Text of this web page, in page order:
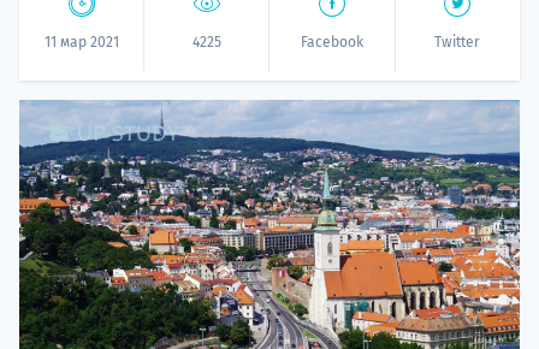
11 мар 2021 4225 Facebook Twitter
НАБОР